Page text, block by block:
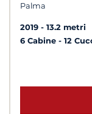
Palma
2019
13.2 metri
6 Cabine
12